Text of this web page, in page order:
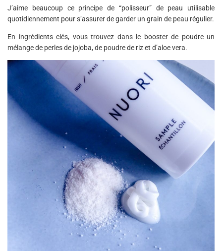
J’aime beaucoup ce principe de “polisseur” de peau utilisable
quotidiennement pour s’assurer de garder un grain de peau régulier.
En ingrédients clés, vous trouvez dans le booster de poudre un
mélange de perles de jojoba, de poudre de riz et d’aloe vera.